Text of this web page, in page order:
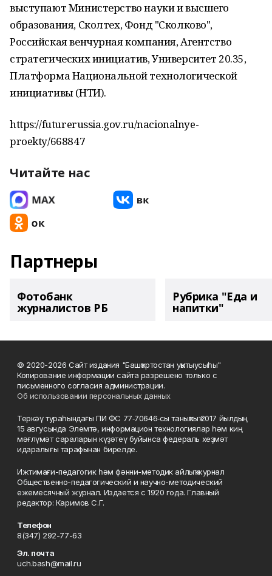
выступают Министерство науки и высшего
образования, Сколтех, Фонд "Сколково",
Российская венчурная компания, Агентство
стратегических инициатив, Университет 20.35,
Платформа Национальной технологической
инициативы (НТИ).
https://futurerussia.gov.ru/nacionalnye-
proekty/668847
Читайте нас
Партнеры
Фотобанк
журналистов РБ
Рубрика "Еда и
напитки"
© 2020-2026 Сайт издания "Башҡортостан уҡытыусыһы"
Копирование информации сайта разрешено только с
письменного согласия администрации.
Об использовании персональных данных
Теркәү тураһындағы ПИ ФС 77‑70646‑сы таныҡлыҡ 2017 йылдың
15 авгусында Элемтә, информацион технологиялар һәм киң
мәғлүмәт сараларын күҙәтеү буйынса федераль хеҙмәт
идаралығы тарафынан бирелде.
Ижтимағи-педагогик һәм фәнни-методик айлыҡ журнал
Общественно-педагогический и научно-методический
ежемесячный журнал. Издается с 1920 года. Главный
редактор: Каримов С.Г.
Телефон
8(347) 292-77-63
Эл. почта
uch.bash@mail.ru